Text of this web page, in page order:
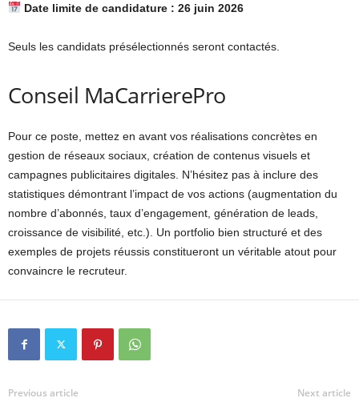
Date limite de candidature : 26 juin 2026
Seuls les candidats présélectionnés seront contactés.
Conseil MaCarrierePro
Pour ce poste, mettez en avant vos réalisations concrètes en
gestion de réseaux sociaux, création de contenus visuels et
campagnes publicitaires digitales. N’hésitez pas à inclure des
statistiques démontrant l’impact de vos actions (augmentation du
nombre d’abonnés, taux d’engagement, génération de leads,
croissance de visibilité, etc.). Un portfolio bien structuré et des
exemples de projets réussis constitueront un véritable atout pour
convaincre le recruteur.
Previous article Next article